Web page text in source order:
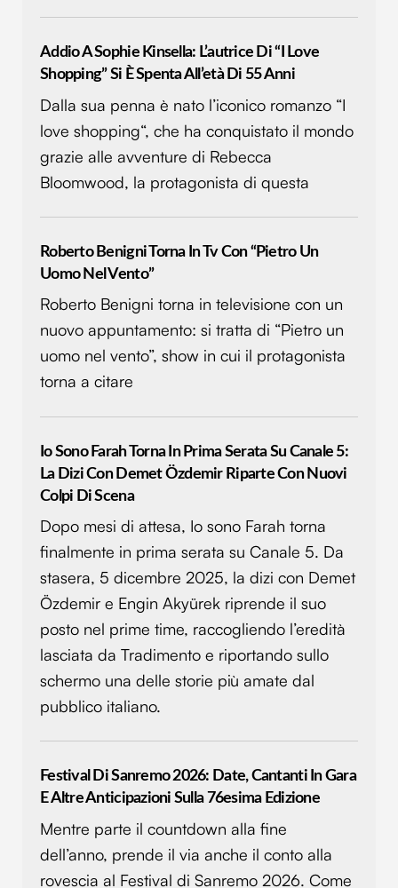
nostri partner che si occupano di analisi dei dati web,
pubblicità e social media, i quali potrebbero combinarle
con altre informazioni che hai fornito loro o che hanno
raccolto dal tuo utilizzo dei loro servizi.
Addio A Sophie Kinsella: L’autrice Di “I Love
Shopping” Si È Spenta All’età Di 55 Anni
Dalla sua penna è nato l’iconico romanzo “I
love shopping“, che ha conquistato il mondo
grazie alle avventure di Rebecca
Bloomwood, la protagonista di questa
Roberto Benigni Torna In Tv Con “Pietro Un
Uomo Nel Vento”
Roberto Benigni torna in televisione con un
nuovo appuntamento: si tratta di “Pietro un
uomo nel vento”, show in cui il protagonista
torna a citare
Io Sono Farah Torna In Prima Serata Su Canale 5:
La Dizi Con Demet Özdemir Riparte Con Nuovi
Colpi Di Scena
Dopo mesi di attesa, Io sono Farah torna
finalmente in prima serata su Canale 5. Da
stasera, 5 dicembre 2025, la dizi con Demet
Özdemir e Engin Akyürek riprende il suo
posto nel prime time, raccogliendo l’eredità
lasciata da Tradimento e riportando sullo
schermo una delle storie più amate dal
pubblico italiano.
Festival Di Sanremo 2026: Date, Cantanti In Gara
E Altre Anticipazioni Sulla 76esima Edizione
Mentre parte il countdown alla fine
dell’anno, prende il via anche il conto alla
rovescia al Festival di Sanremo 2026. Come